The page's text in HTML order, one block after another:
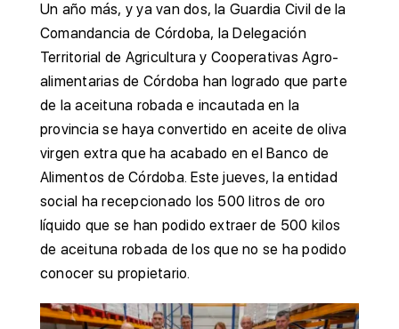
Un año más, y ya van dos, la Guardia Civil de la
Comandancia de Córdoba, la Delegación
Territorial de Agricultura y Cooperativas Agro-
alimentarias de Córdoba han logrado que parte
de la aceituna robada e incautada en la
provincia se haya convertido en aceite de oliva
virgen extra que ha acabado en el Banco de
Alimentos de Córdoba. Este jueves, la entidad
social ha recepcionado los 500 litros de oro
líquido que se han podido extraer de 500 kilos
de aceituna robada de los que no se ha podido
conocer su propietario.